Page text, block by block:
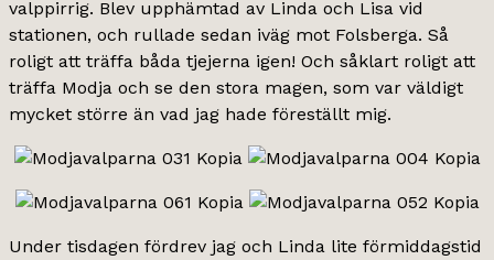
valppirrig. Blev upphämtad av Linda och Lisa vid
stationen, och rullade sedan iväg mot Folsberga. Så
roligt att träffa båda tjejerna igen! Och såklart roligt att
träffa Modja och se den stora magen, som var väldigt
mycket större än vad jag hade föreställt mig.
Under tisdagen fördrev jag och Linda lite förmiddagstid